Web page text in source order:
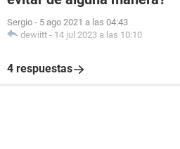
Sergio - 5 ago 2021 a las 04:43
dewiitt - 14 jul 2023 a las 10:10
4 respuestas